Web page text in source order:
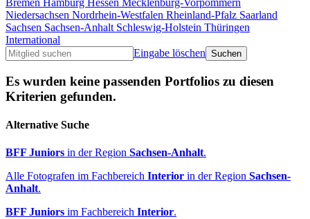
Bremen Hamburg Hessen Mecklenburg-Vorpommern
Niedersachsen Nordrhein-Westfalen Rheinland-Pfalz Saarland
Sachsen Sachsen-Anhalt Schleswig-Holstein Thüringen
International
Eingabe löschen
Es wurden keine passenden Portfolios zu diesen
Kriterien gefunden.
Alternative Suche
BFF Juniors in der Region Sachsen-Anhalt.
Alle Fotografen im Fachbereich Interior in der Region Sachsen-
Anhalt.
BFF Juniors im Fachbereich Interior.